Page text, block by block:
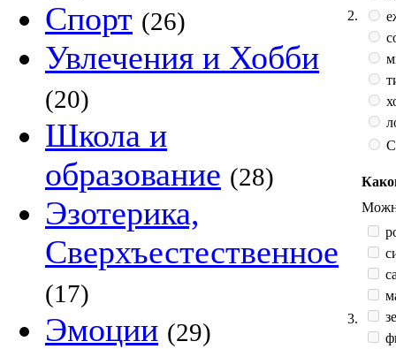
Спорт (26)
Увлечения и Хобби
(20)
Школа и
образование (28)
Эзотерика,
Сверхъестественное
(17)
Эмоции (29)
2.
3.